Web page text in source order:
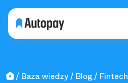
Baza wiedzy Blog Fintech